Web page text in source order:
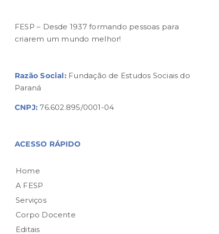
FESP – Desde 1937 formando pessoas para
criarem um mundo melhor!
Razão Social:Fundação de Estudos Sociais do
Paraná
CNPJ: 76.602.895/0001-04
ACESSO RÁPIDO
Home
A FESP
Serviços
Corpo Docente
Editais